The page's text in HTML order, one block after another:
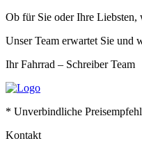
Ob für Sie oder Ihre Liebsten,
Unser Team erwartet Sie und
Ihr Fahrrad – Schreiber Team
* Unverbindliche
Kontakt